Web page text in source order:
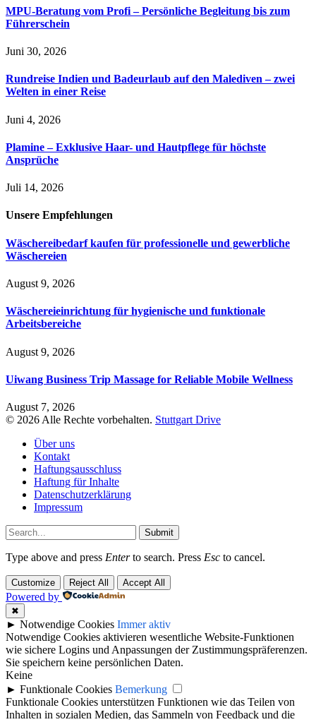
MPU-Beratung vom Profi – Persönliche Begleitung bis zum
Führerschein
Juni 30, 2026
Rundreise Indien und Badeurlaub auf den Malediven – zwei
Welten in einer Reise
Juni 4, 2026
Plamine – Exklusive Haar- und Hautpflege für höchste
Ansprüche
Juli 14, 2026
Unsere Empfehlungen
Wäschereibedarf kaufen für professionelle und gewerbliche
Wäschereien
August 9, 2026
Wäschereieinrichtung für hygienische und funktionale
Arbeitsbereiche
August 9, 2026
Uiwang Business Trip Massage for Reliable Mobile Wellness
August 7, 2026
© 2026 Alle Rechte vorbehalten. Stuttgart Drive
Über uns
Kontakt
Haftungsausschluss
Haftung für Inhalte
Datenschutzerklärung
Impressum
Submit
Type above and press Enterto search. Press Esc to cancel.
Customize Reject All Accept All
Powered by
✖
► Notwendige Cookies Immer aktiv
Notwendige Cookies aktivieren wesentliche Website-Funktionen
wie sichere Logins und Anpassungen der Zustimmungspräferenzen.
Sie speichern keine persönlichen Daten.
Keine
► Funktionale Cookies Bemerkung
Funktionale Cookies unterstützen Funktionen wie das Teilen von
Inhalten in sozialen Medien, das Sammeln von Feedback und die